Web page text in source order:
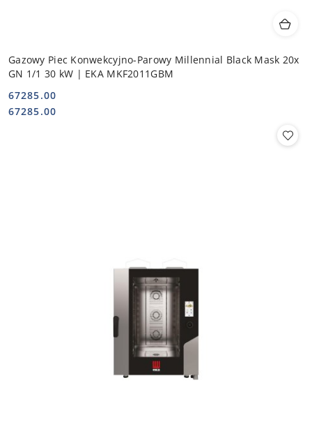
Gazowy Piec Konwekcyjno-Parowy Millennial Black Mask 20x
GN 1/1 30 kW | EKA MKF2011GBM
Cena:
67285.00
Cena:
67285.00